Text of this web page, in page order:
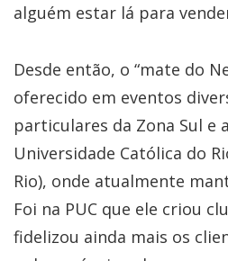
alguém estar lá para
Desde então, o “mate do
oferecido em eventos
particulares da Zona Sul e
Universidade Católica do
Rio), onde atualmente
Foi na PUC que ele criou
fidelizou ainda mais os